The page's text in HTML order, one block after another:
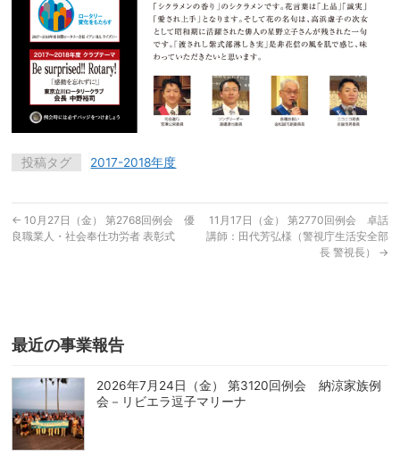
投稿タグ 2017-2018年度
← 10月27日（金） 第2768回例会 優
良職業人・社会奉仕功労者 表彰式
11月17日（金） 第2770回例会 卓話
講師：田代芳弘様（警視庁生活安全部
長 警視長） →
最近の事業報告
2026年7月24日（金） 第3120回例会 納涼家族例
会－リビエラ逗子マリーナ